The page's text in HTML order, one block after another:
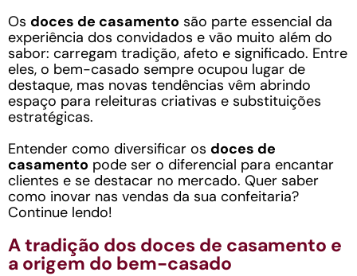
Os doces de casamento são parte essencial da
experiência dos convidados e vão muito além do
sabor: carregam tradição, afeto e significado. Entre
eles, o bem-casado sempre ocupou lugar de
destaque, mas novas tendências vêm abrindo
espaço para releituras criativas e substituições
estratégicas.
Entender como diversificar os doces de
casamento pode ser o diferencial para encantar
clientes e se destacar no mercado. Quer saber
como inovar nas vendas da sua confeitaria?
Continue lendo!
A tradição dos doces de casamento e
a origem do bem-casado